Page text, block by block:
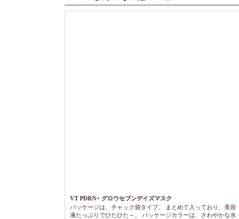
VT PDRN+ グロウセブンデイズマスク
パッケージは、チャック袋タイプ。 まとめて入っており、美容
液たっぷりでひたひた～。 パッケージカラーは、さわやかな水